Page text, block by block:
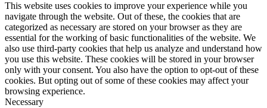
This website uses cookies to improve your experience while you
navigate through the website. Out of these, the cookies that are
categorized as necessary are stored on your browser as they are
essential for the working of basic functionalities of the website. We
also use third-party cookies that help us analyze and understand how
you use this website. These cookies will be stored in your browser
only with your consent. You also have the option to opt-out of these
cookies. But opting out of some of these cookies may affect your
browsing experience.
Necessary